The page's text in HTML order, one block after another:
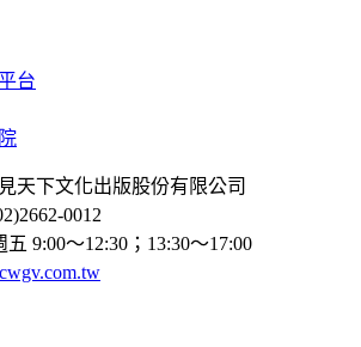
台
天下文化出版股份有限公司
0012
9:00～12:30；13:30～17:00